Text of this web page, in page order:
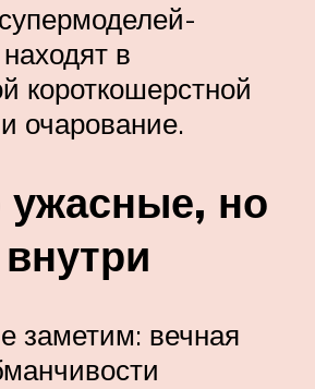
в
короткошерстной
очарование.
ужасные, но
заметим: вечная